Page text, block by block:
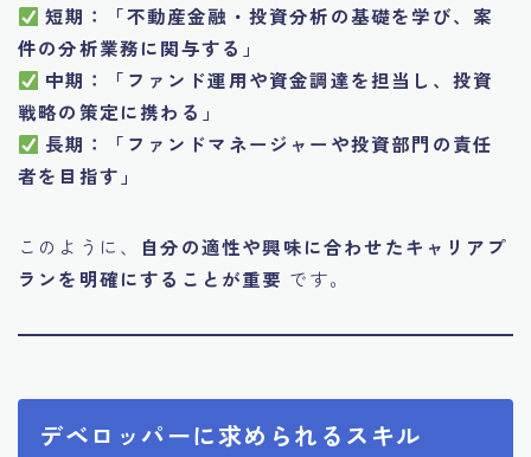
短期：「不動産金融・投資分析の基礎を学び、案
件の分析業務に関与する」
中期：「ファンド運用や資金調達を担当し、投資
戦略の策定に携わる」
長期：「ファンドマネージャーや投資部門の責任
者を目指す」
このように、
自分の適性や興味に合わせたキャリアプ
ランを明確にすることが重要 です。
デベロッパーに求められるスキル